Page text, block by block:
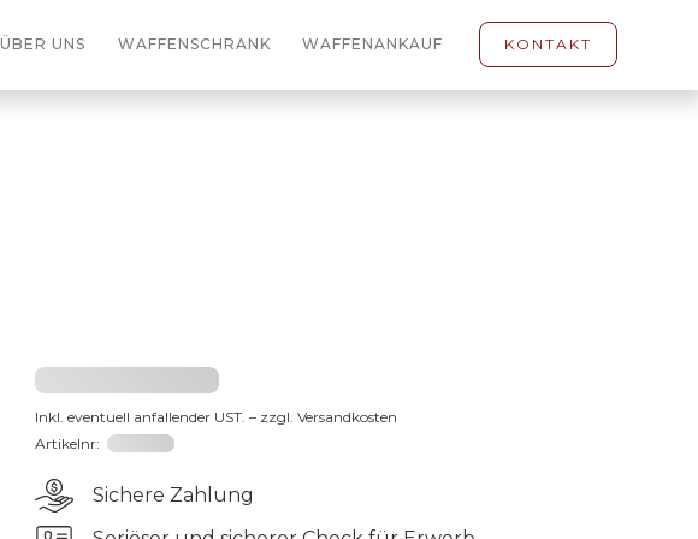
ÜBER UNS WAFFENSCHRANK WAFFENANKAUF KONTAKT
2031,23 €
Inkl. eventuell anfallender UST. – zzgl. Versandkosten
Artikelnr: 191066-65
Sichere Zahlung